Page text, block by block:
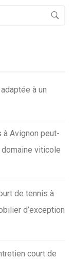
à un
à Avignon peut-
domaine viticole
de tennis à
d’exception
court de